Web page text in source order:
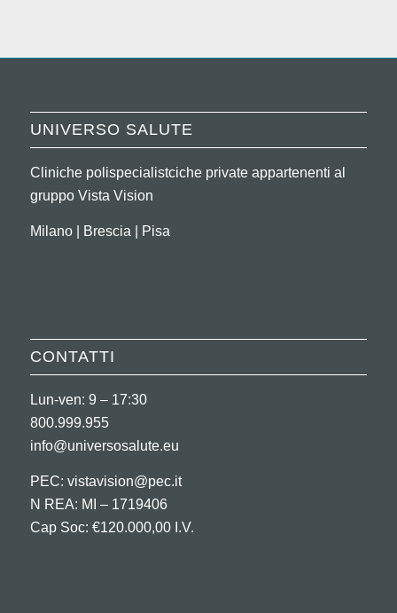
UNIVERSO SALUTE
Cliniche polispecialistciche private appartenenti al
gruppo Vista Vision
Milano | Brescia | Pisa
CONTATTI
Lun-ven: 9 – 17:30
800.999.955
info@universosalute.eu
PEC: vistavision@pec.it
N REA: MI – 1719406
Cap Soc: €120.000,00 I.V.